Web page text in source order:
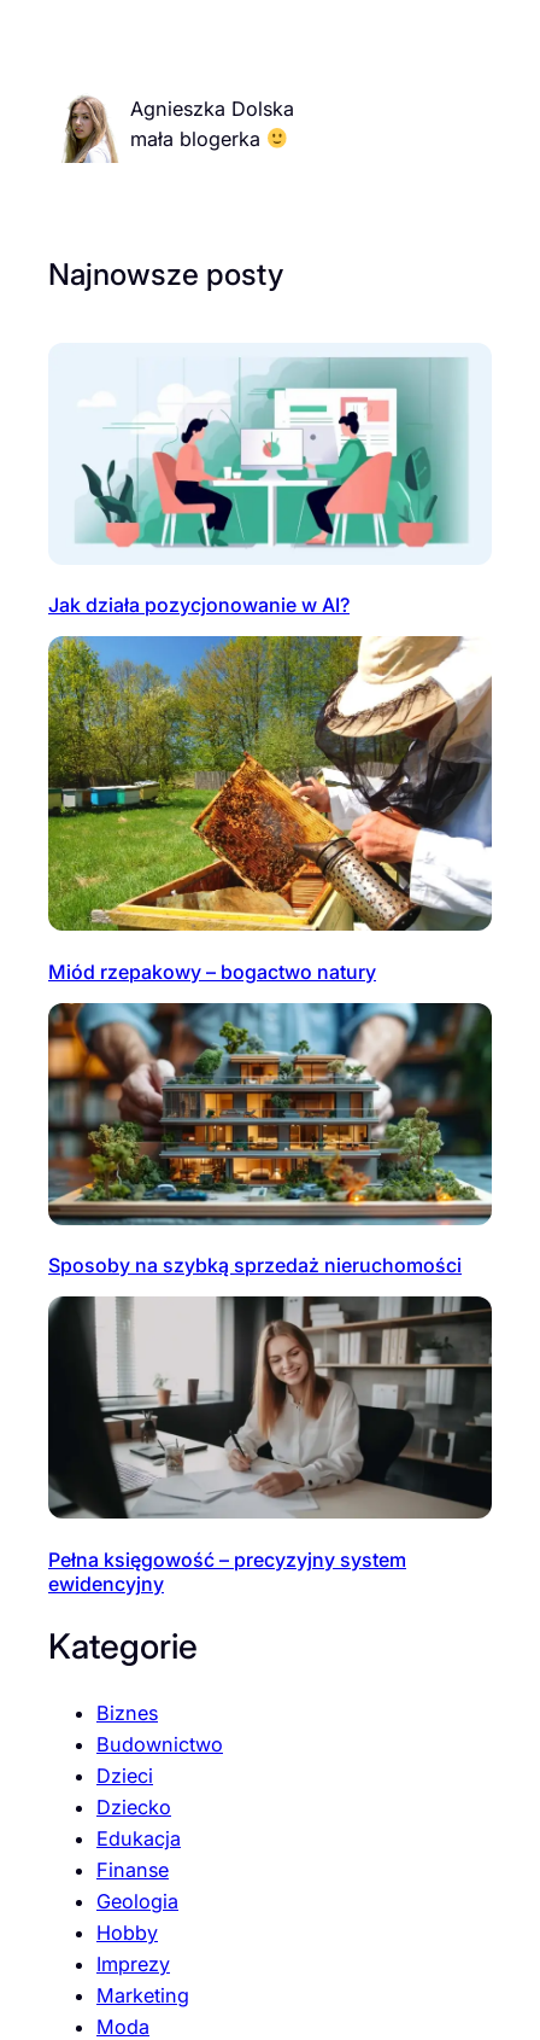
Agnieszka Dolska
mała blogerka
Najnowsze posty
Jak działa pozycjonowanie w AI?
Miód rzepakowy – bogactwo natury
Sposoby na szybką sprzedaż nieruchomości
Pełna księgowość – precyzyjny system
ewidencyjny
Kategorie
Biznes
Budownictwo
Dzieci
Dziecko
Edukacja
Finanse
Geologia
Hobby
Imprezy
Marketing
Moda